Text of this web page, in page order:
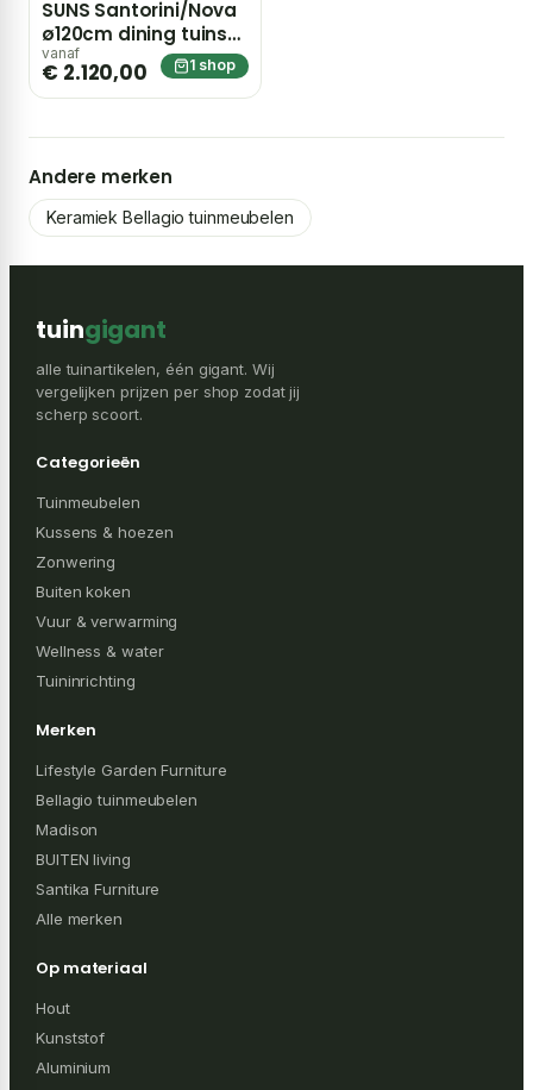
SUNS Santorini/Nova
ø120cm dining tuinset
5-delig – Taupe
vanaf
€ 2.120,00 1 shop
Andere merken
Keramiek Bellagio tuinmeubelen
tuingigant
alle tuinartikelen, één gigant. Wij
vergelijken prijzen per shop zodat jij
scherp scoort.
Categorieën
Tuinmeubelen
Kussens & hoezen
Zonwering
Buiten koken
Vuur & verwarming
Wellness & water
Tuininrichting
Merken
Lifestyle Garden Furniture
Bellagio tuinmeubelen
Madison
BUITEN living
Santika Furniture
Alle merken
Op materiaal
Hout
Kunststof
Aluminium